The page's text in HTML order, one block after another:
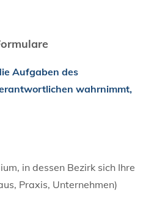
Aufgaben des
wahrnimmt,
in dessen Bezirk sich Ihre
Praxis, Unternehmen)